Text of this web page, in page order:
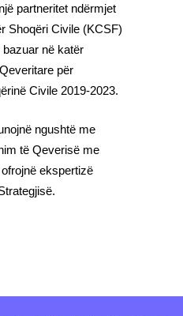
partneritet ndërmjet
Shoqëri Civile (KCSF)
në katër
për
Civile 2019-2023.
ngushtë me
të Qeverisë me
ekspertizë